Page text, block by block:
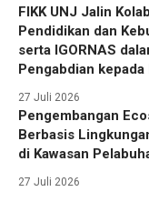
FIKK UNJ Jalin
Pendidikan dan
serta IGORNAS
Pengabdian
27 Juli 2026
Pengembangan
Berbasis
di Kawasan
27 Juli 2026